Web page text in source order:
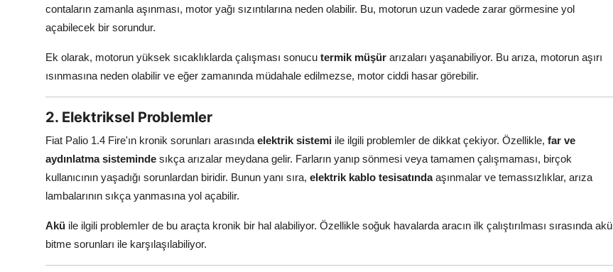
contaların zamanla aşınması, motor yağı sızıntılarına neden olabilir. Bu, motorun uzun vadede zarar görmesine yol
açabilecek bir sorundur.
Ek olarak, motorun yüksek sıcaklıklarda çalışması sonucu termik müşür arızaları yaşanabiliyor. Bu arıza, motorun aşırı
ısınmasına neden olabilir ve eğer zamanında müdahale edilmezse, motor ciddi hasar görebilir.
2. Elektriksel Problemler
Fiat Palio 1.4 Fire'ın kronik sorunları arasında elektrik sistemi ile ilgili problemler de dikkat çekiyor. Özellikle, far ve
aydınlatma sisteminde sıkça arızalar meydana gelir. Farların yanıp sönmesi veya tamamen çalışmaması, birçok
kullanıcının yaşadığı sorunlardan biridir. Bunun yanı sıra, elektrik kablo tesisatındaaşınmalar ve temassızlıklar, arıza
lambalarının sıkça yanmasına yol açabilir.
Akü ile ilgili problemler de bu araçta kronik bir hal alabiliyor. Özellikle soğuk havalarda aracın ilk çalıştırılması sırasında akü
bitme sorunları ile karşılaşılabiliyor.